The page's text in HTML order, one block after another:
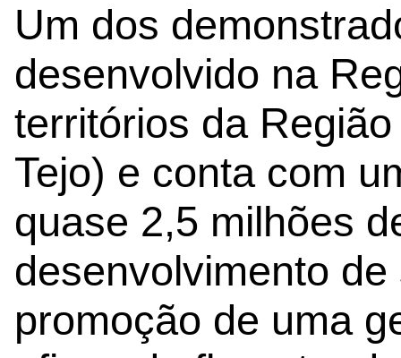
Um dos
desenvolvido na
territórios da
Tejo) e conta com
quase 2,5 milhões
desenvolvimento
promoção de uma